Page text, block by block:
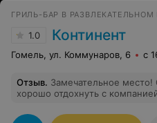
ГРИЛЬ-БАР В РАЗВЛЕКАТЕЛЬНОМ
1.0 Континент
Гомель, ул. Коммунаров, 6 с
Отзыв. Замечательное
хорошо отдохнуть с